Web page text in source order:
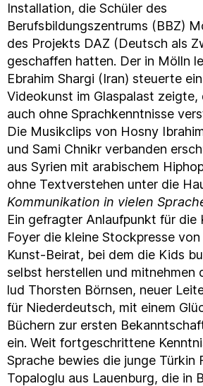
Installation, die Schüler des
Berufsbildungszentrums (BBZ)
des Projekts DAZ (Deutsch als
geschaffen hatten. Der in Mölln
Ebrahim Shargi (Iran) steuerte
Videokunst im Glaspalast
auch ohne Sprachkenntnisse
Die Musikclips von Hosny
und Sami Chnikr verbanden
aus Syrien mit arabischem
ohne Textverstehen unter die
Kommunikation in vielen
Ein gefragter Anlaufpunkt für die
Foyer die kleine Stockpresse
Kunst-Beirat, bei dem die Kids
selbst herstellen und mitnehmen
lud Thorsten Börnsen, neuer
für Niederdeutsch, mit einem
Büchern zur ersten
ein. Weit fortgeschrittene
Sprache bewies die junge Türkin
Topaloglu aus Lauenburg, die in